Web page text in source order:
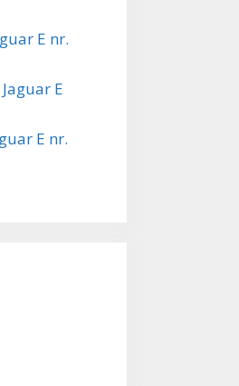
E nr.
Jaguar E
E nr.